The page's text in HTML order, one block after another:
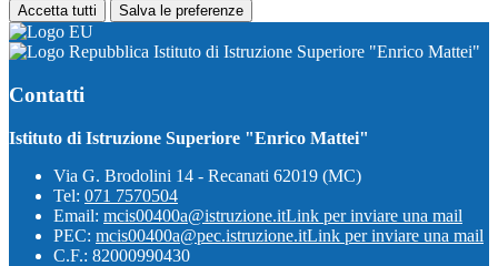
Accetta tutti Salva le preferenze
Istituto di Istruzione Superiore "Enrico Mattei"
Contatti
Istituto di Istruzione Superiore "Enrico Mattei"
Via G. Brodolini 14 - Recanati 62019 (MC)
Tel: 071 7570504
Email: mcis00400a@istruzione.itLink per inviare una mail
PEC: mcis00400a@pec.istruzione.itLink per inviare una mail
C.F.: 82000990430